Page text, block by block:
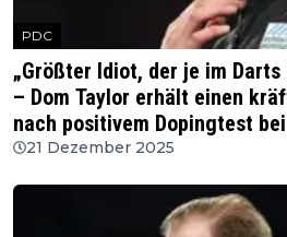
PDC
„Größter Idiot, der je im
– Dom Taylor erhält einen
nach positivem Dopingtest
21 Dezember 2025